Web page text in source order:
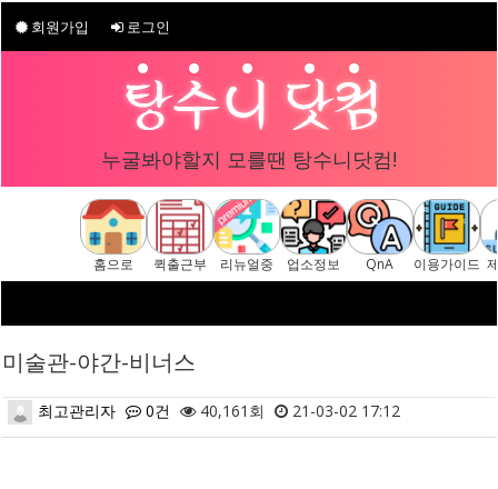
회원가입 로그인
누굴봐야할지 모를땐 탕수니닷컴!
홈으로 퀵출근부 리뉴얼중 업소정보 QnA 이용가이드
미술관-야간-비너스
최고관리자 0건 40,161회 21-03-02 17:12